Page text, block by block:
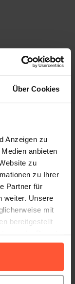
Über Cookies
Anzeigen zu
anbieten
zu
zu Ihrer
Partner für
weiter. Unsere
mit
bereitgestellt
du deinen
dem
40+
an, unter